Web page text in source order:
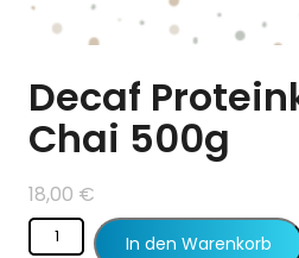
Decaf
Chai 500g
18,00 €
In den Warenkorb